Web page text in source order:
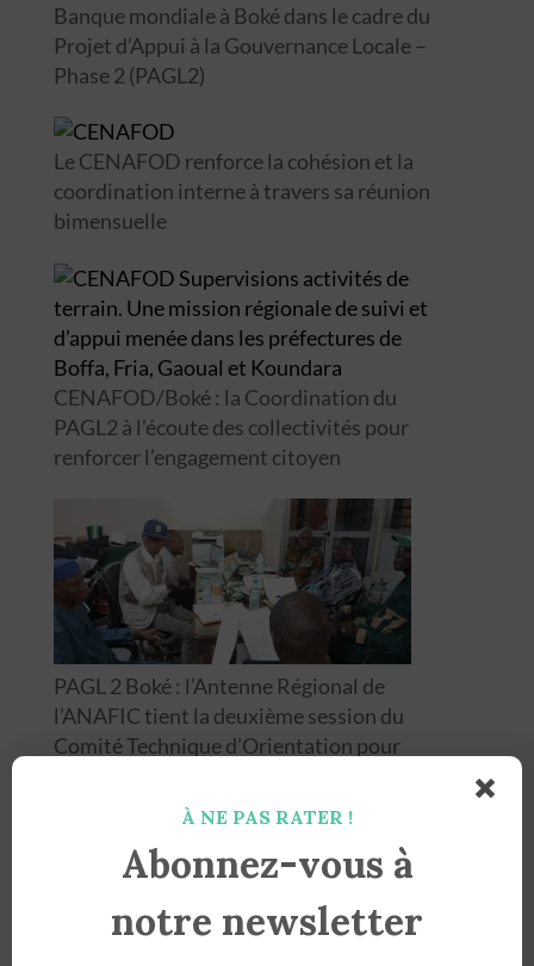
Banque mondiale à Boké dans le cadre du
Projet d’Appui à la Gouvernance Locale –
Phase 2 (PAGL2)
Le CENAFOD renforce la cohésion et la
coordination interne à travers sa réunion
bimensuelle
CENAFOD/Boké : la Coordination du
PAGL2 à l’écoute des collectivités pour
renforcer l’engagement citoyen
PAGL 2 Boké : l’Antenne Régional de
l’ANAFIC tient la deuxième session du
Comité Technique d’Orientation pour
À NE PAS RATER !
Abonnez-vous à
notre newsletter